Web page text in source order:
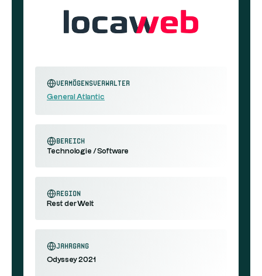
Vermögensverwalter
General Atlantic
Bereich
Technologie / Software
Region
Rest der Welt
Jahrgang
Odyssey 2021